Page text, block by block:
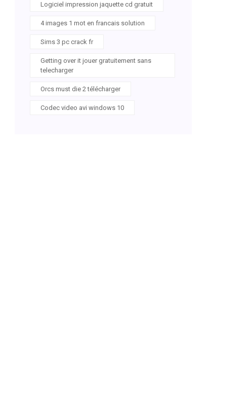
Logiciel impression jaquette cd gratuit
4 images 1 mot en francais solution
Sims 3 pc crack fr
Getting over it jouer gratuitement sans
telecharger
Orcs must die 2 télécharger
Codec video avi windows 10